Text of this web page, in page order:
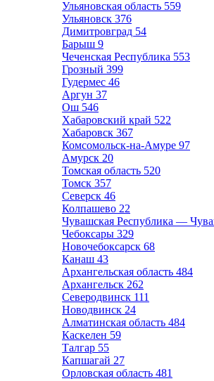
Ульяновская область 559
Ульяновск 376
Димитровград 54
Барыш 9
Чеченская Республика 553
Грозный 399
Гудермес 46
Аргун 37
Ош 546
Хабаровский край 522
Хабаровск 367
Комсомольск-на-Амуре 97
Амурск 20
Томская область 520
Томск 357
Северск 46
Колпашево 22
Чувашская Республика —
Чебоксары 329
Новочебоксарск 68
Канаш 43
Архангельская область 484
Архангельск 262
Северодвинск 111
Новодвинск 24
Алматинская область 484
Каскелен 59
Талгар 55
Капшагай 27
Орловская область 481